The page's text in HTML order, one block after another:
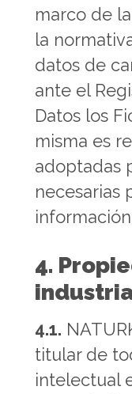
marco de
la
datos de
ante el
Datos los
misma es
adoptadas
necesarias
4.
4.1.
titular de
intelectual